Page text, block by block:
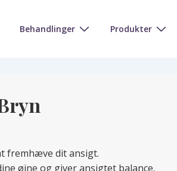
MainBehandlinger Produkter
fremhæve dit ansigt.
øjne og giver ansigtet balance.